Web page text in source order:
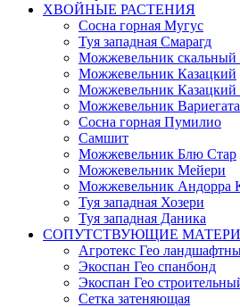
ХВОЙНЫЕ РАСТЕНИЯ
Сосна горная Мугус
Туя западная Смарагд
Можжевельник скальный
Можжевельник Казацкий
Можжевельник Казацкий
Можжевельник Вариегата
Сосна горная Пумилио
Самшит
Можжевельник Блю Стар
Можжевельник Мейери
Можжевельник Андорра
Туя западная Хозери
Туя западная Даника
СОПУТСТВУЮЩИЕ
Агротекс Гео
Экоспан Гео спанбонд
Экоспан Гео
Сетка затеняющая